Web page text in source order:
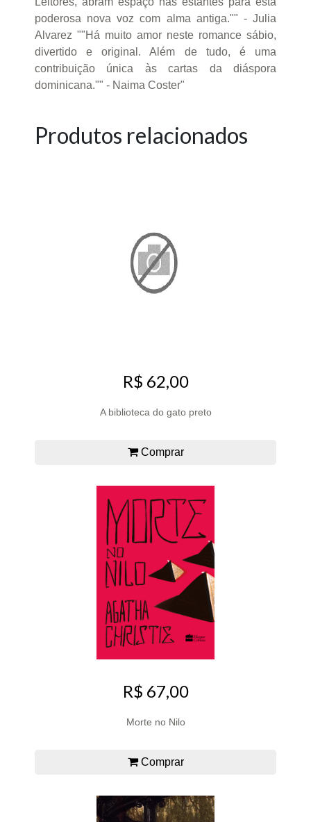
poderosa nova voz com alma antiga."" - Julia
Alvarez ""Há muito amor neste romance sábio,
divertido e original. Além de tudo, é uma
contribuição única às cartas da diáspora
dominicana."" - Naima Coster"
Produtos relacionados
R$ 62,00
A biblioteca do gato preto
Comprar
R$ 67,00
Morte no Nilo
Comprar